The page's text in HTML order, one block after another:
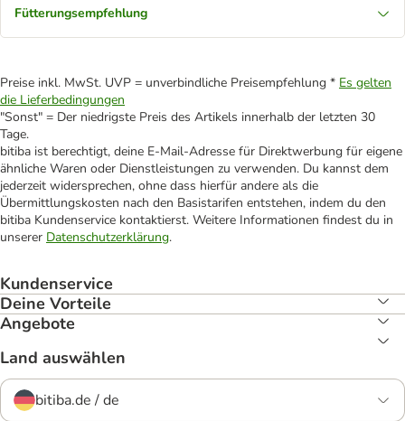
Fütterungsempfehlung
Preise inkl. MwSt. UVP = unverbindliche Preisempfehlung * Es gelten
die Lieferbedingungen
"Sonst" = Der niedrigste Preis des Artikels innerhalb der letzten 30
Tage.
bitiba ist berechtigt, deine E-Mail-Adresse für Direktwerbung für eigene
ähnliche Waren oder Dienstleistungen zu verwenden. Du kannst dem
jederzeit widersprechen, ohne dass hierfür andere als die
Übermittlungskosten nach den Basistarifen entstehen, indem du den
bitiba Kundenservice kontaktierst. Weitere Informationen findest du in
unserer Datenschutzerklärung.
Kundenservice
Deine Vorteile
Angebote
Land auswählen
bitiba.de / de